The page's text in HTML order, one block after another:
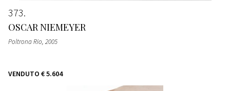
373
OSCAR NIEMEYER
Poltrona Rio, 2005
VENDUTO € 5.604